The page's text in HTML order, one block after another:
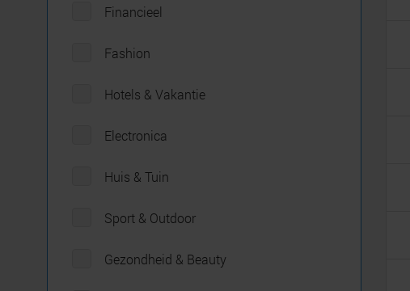
Financieel
Fashion
Hotels & Vakantie
Electronica
Huis & Tuin
Sport & Outdoor
Gezondheid & Beauty